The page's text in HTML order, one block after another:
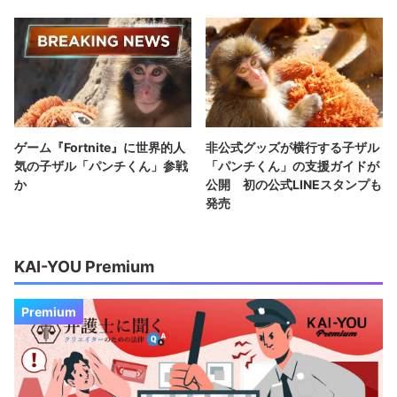
ゲーム『Fortnite』に世界的人
気の子ザル「パンチくん」参戦
か
非公式グッズが横行する子ザル
「パンチくん」の支援ガイドが
公開 初の公式LINEスタンプも
発売
KAI-YOU Premium
Premium